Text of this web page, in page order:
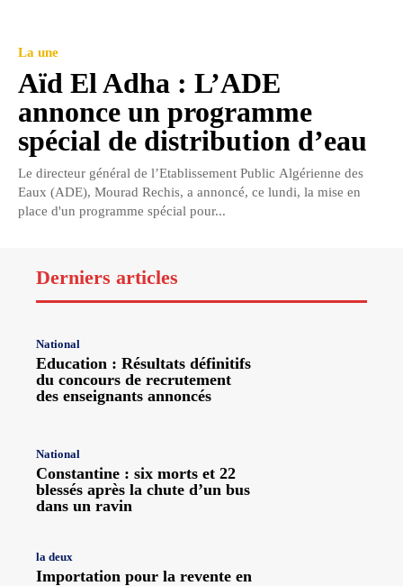
La une
Aïd El Adha : L’ADE
annonce un programme
spécial de distribution d’eau
Le directeur général de l’Etablissement Public Algérienne des
Eaux (ADE), Mourad Rechis, a annoncé, ce lundi, la mise en
place d'un programme spécial pour...
Derniers articles
National
Education : Résultats définitifs
du concours de recrutement
des enseignants annoncés
National
Constantine : six morts et 22
blessés après la chute d’un bus
dans un ravin
la deux
Importation pour la revente en